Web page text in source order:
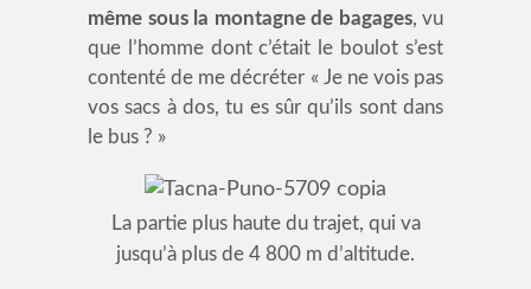
même sous la montagne de bagages, vu
que l’homme dont c’était le boulot s’est
contenté de me décréter « Je ne vois pas
vos sacs à dos, tu es sûr qu’ils sont dans
le bus ? »
La partie plus haute du trajet, qui va
jusqu’à plus de 4 800 m d’altitude.